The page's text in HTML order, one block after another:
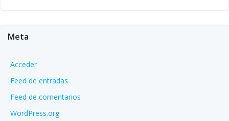
Meta
Acceder
Feed de entradas
Feed de comentarios
WordPress.org